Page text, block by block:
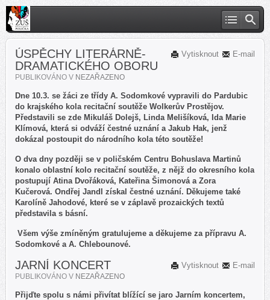
E-mail
Vytisknout
ÚSPĚCHY LITERÁRNĚ-
DRAMATICKÉHO OBORU
PUBLIKOVÁNO V NEZAŘAZENO
Dne 10.3. se žáci ze třídy A. Sodomkové vypravili do Pardubic
do krajského kola recitační soutěže Wolkerův Prostějov.
Představili se zde Mikuláš Dolejš, Linda Melišíková, Ida Marie
Klímová, která si odváží čestné uznání a Jakub Hak, jenž
dokázal postoupit do národního kola této soutěže!
O dva dny později se v poličském Centru Bohuslava Martinů
konalo oblastní kolo recitační soutěže, z nějž do okresního kola
postupují Atina Dvořáková, Kateřina Šimonová a Zora
Kučerová. Ondřej Jandl získal čestné uznání. Děkujeme také
Karolíně Jahodové, které se v záplavě prozaických textů
představila s básní.
Všem výše zmíněným gratulujeme a děkujeme za přípravu A.
Sodomkové a A. Chlebounové.
E-mail
Vytisknout
JARNÍ KONCERT
PUBLIKOVÁNO V NEZAŘAZENO
Přijďte spolu s námi přivítat blížící se jaro Jarním koncertem,